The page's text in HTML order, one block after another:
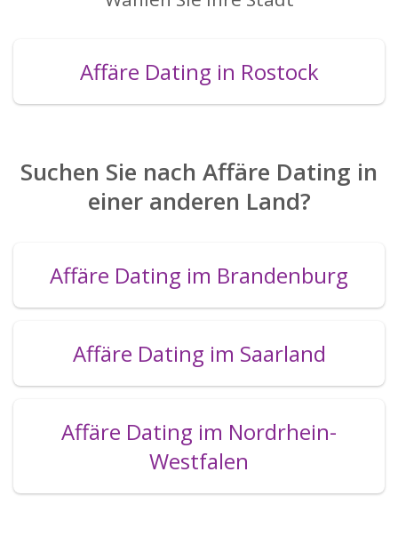
Affäre Dating in Rostock
Suchen Sie nach Affäre Dating in
einer anderen Land?
Affäre Dating im Brandenburg
Affäre Dating im Saarland
Affäre Dating im Nordrhein-
Westfalen